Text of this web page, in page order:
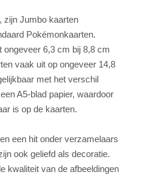
zijn Jumbo kaarten
Pokémonkaarten.
ongeveer 6,3 cm bij 8,8 cm
vaak uit op ongeveer 14,8
met het verschil
A5-blad papier, waardoor
is op de kaarten.
een hit onder verzamelaars
ook geliefd als decoratie.
kwaliteit van de afbeeldingen